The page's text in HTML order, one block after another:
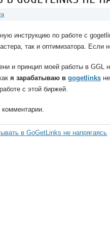
инструкцию по работе с
так и оптимизатора. Если
и принцип моей работы в GGL
я зарабатываю в gogetlinks
с этой биржей.